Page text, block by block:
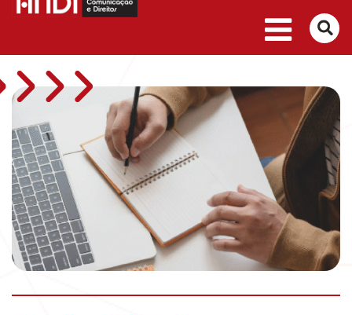
Buscar